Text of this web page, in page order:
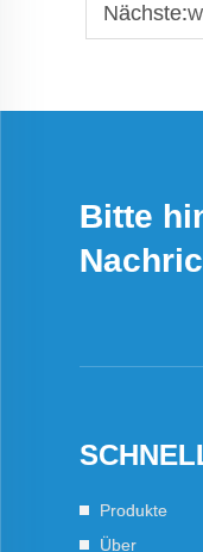
Nächste:
Bitte
Produkte
Über